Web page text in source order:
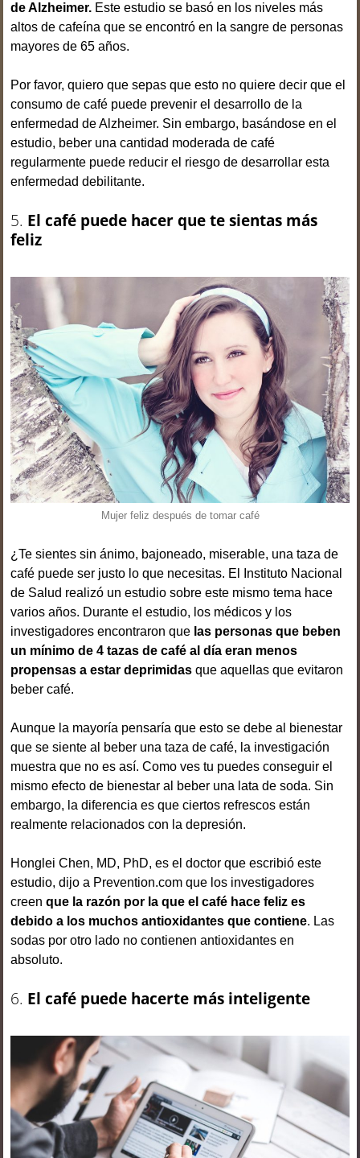
de Alzheimer. Este estudio se basó en los niveles más
altos de cafeína que se encontró en la sangre de personas
mayores de 65 años.
Por favor, quiero que sepas que esto no quiere decir que el
consumo de café puede prevenir el desarrollo de la
enfermedad de Alzheimer. Sin embargo, basándose en el
estudio, beber una cantidad moderada de café
regularmente puede reducir el riesgo de desarrollar esta
enfermedad debilitante.
5. El café puede hacer que te sientas más
feliz
Mujer feliz después de tomar café
¿Te sientes sin ánimo, bajoneado, miserable, una taza de
café puede ser justo lo que necesitas. El Instituto Nacional
de Salud realizó un estudio sobre este mismo tema hace
varios años. Durante el estudio, los médicos y los
investigadores encontraron que las personas que beben
un mínimo de 4 tazas de café al día eran menos
propensas a estar deprimidas que aquellas que evitaron
beber café.
Aunque la mayoría pensaría que esto se debe al bienestar
que se siente al beber una taza de café, la investigación
muestra que no es así. Como ves tu puedes conseguir el
mismo efecto de bienestar al beber una lata de soda. Sin
embargo, la diferencia es que ciertos refrescos están
realmente relacionados con la depresión.
Honglei Chen, MD, PhD, es el doctor que escribió este
estudio, dijo a Prevention.com que los investigadores
creenque la razón por la que el café hace feliz es
debido a los muchos antioxidantes que contiene. Las
sodas por otro lado no contienen antioxidantes en
absoluto.
6. El café puede hacerte más inteligente